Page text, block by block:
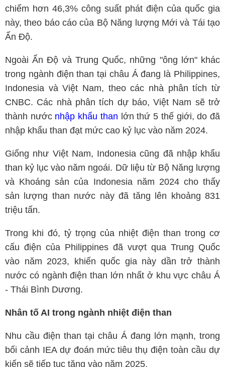
chiếm hơn 46,3% công suất phát điện của quốc gia
này, theo báo cáo của Bộ Năng lượng Mới và Tái tạo
Ấn Độ.
Ngoài Ấn Độ và Trung Quốc, những "ông lớn" khác
trong ngành điện than tại châu Á đang là Philippines,
Indonesia và Việt Nam, theo các nhà phân tích từ
CNBC. Các nhà phân tích dự báo, Việt Nam sẽ trở
thành nước nhập khẩu than lớn thứ 5 thế giới, do đã
nhập khẩu than đạt mức cao kỷ lục vào năm 2024.
Giống như Việt Nam, Indonesia cũng đã nhập khẩu
than kỷ lục vào năm ngoái. Dữ liệu từ Bộ Năng lượng
và Khoáng sản của Indonesia năm 2024 cho thấy
sản lượng than nước này đã tăng lên khoảng 831
triệu tấn.
Trong khi đó, tỷ trọng của nhiệt điện than trong cơ
cấu điện của Philippines đã vượt qua Trung Quốc
vào năm 2023, khiến quốc gia này dần trở thành
nước có ngành điện than lớn nhất ở khu vực châu Á
- Thái Bình Dương.
Nhân tố AI trong ngành nhiệt điện than
Nhu cầu điện than tại châu Á đang lớn mạnh, trong
bối cảnh IEA dự đoán mức tiêu thụ điện toàn cầu dự
kiến ​​sẽ tiếp tục tăng vào năm 2025.